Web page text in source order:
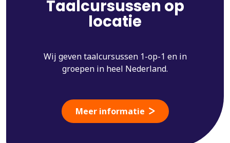
Taalcursussen op
locatie
Wij geven taalcursussen 1-op-1 en in
groepen in heel Nederland.
Meer informatie